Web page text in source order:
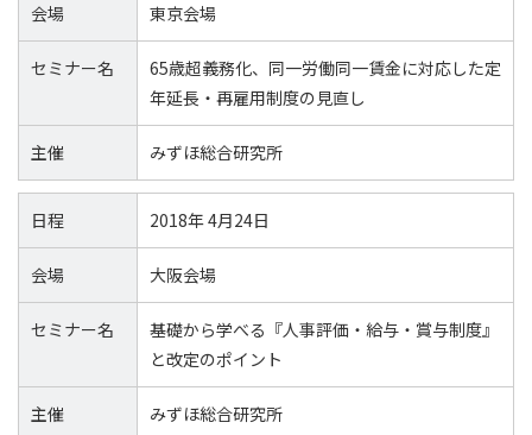
会場 東京会場
セミナー名
65歳超義務化、同一労働同一賃金に対応した定
年延長・再雇用制度の見直し
主催 みずほ総合研究所
日程 2018年 4月24日
会場 大阪会場
セミナー名
基礎から学べる『人事評価・給与・賞与制度』
と改定のポイント
主催 みずほ総合研究所